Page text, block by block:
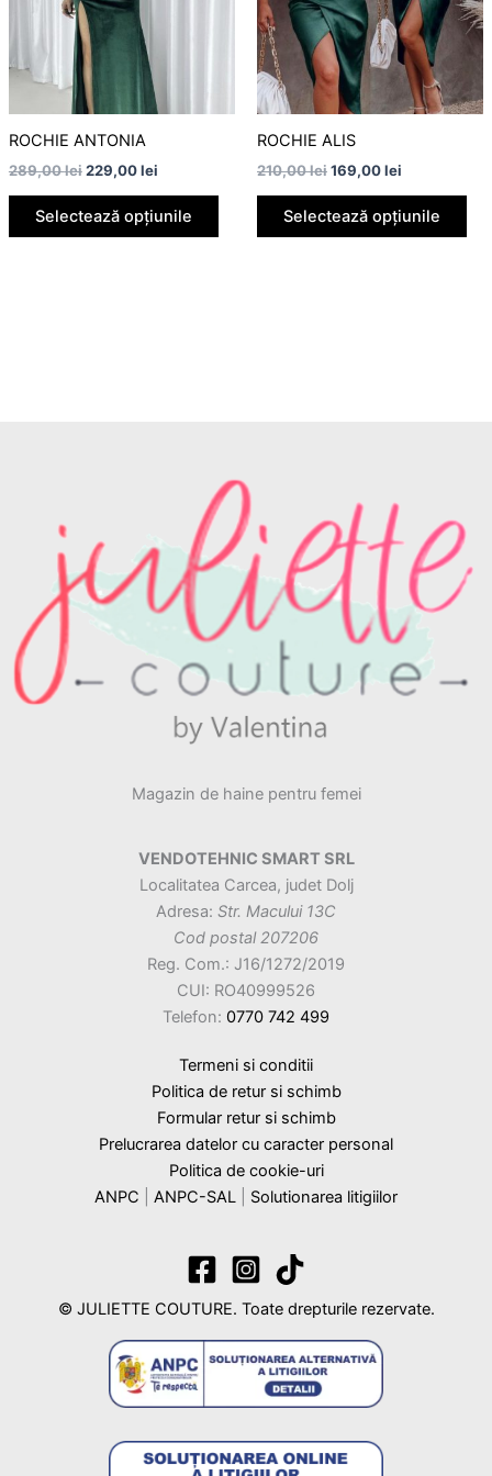
ROCHIE ANTONIA
289,00lei229,00lei
Selectează opțiunile
variații.
Opțiunile
fi
produsului.
ROCHIE ALIS
210,00lei169,00lei
Selectează opțiunile
fi
Magazin de haine pentru femei
VENDOTEHNIC SMART SRL
Localitatea Carcea, judet Dolj
Adresa: Str. Macului 13C
Cod postal 207206
Reg. Com.: J16/1272/2019
CUI: RO40999526
Telefon: 0770 742 499
Termeni si conditii
Politica de retur si schimb
Formular retur si schimb
Prelucrarea datelor cu caracter personal
Politica de cookie-uri
ANPC
ANPC-SAL Solutionarea litigiilor
© JULIETTE COUTURE. Toate drepturile rezervate.